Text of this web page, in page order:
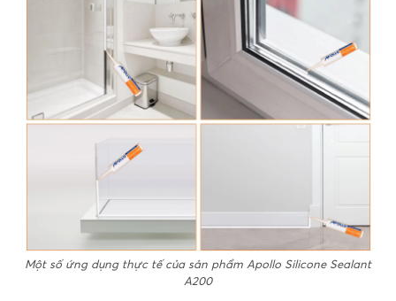
Một số ứng dụng thực tế của sản phẩm Apollo Silicone Sealant
A200